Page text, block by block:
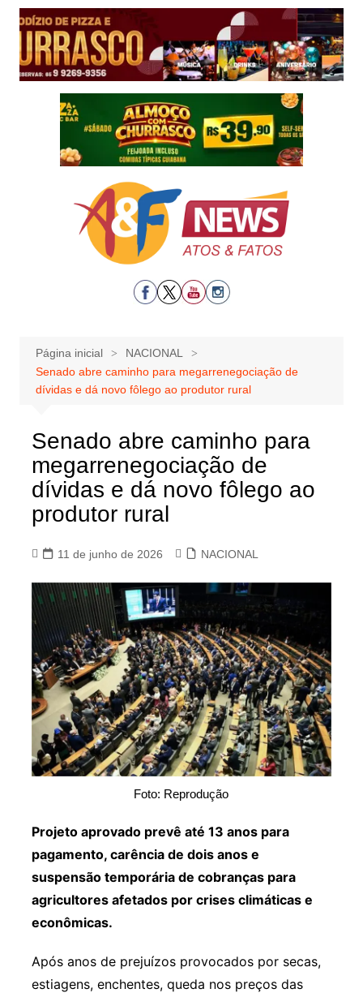
para
conteúdo
Página inicial
NACIONAL
Senado abre caminho para megarrenegociação de
dívidas e dá novo fôlego ao produtor rural
Senado abre caminho para
megarrenegociação de
dívidas e dá novo fôlego ao
produtor rural
11 de junho de 2026 NACIONAL
Foto: Reprodução
Projeto aprovado prevê até 13 anos para
pagamento, carência de dois anos e
suspensão temporária de cobranças para
agricultores afetados por crises climáticas e
econômicas.
Após anos de prejuízos provocados por secas,
estiagens, enchentes, queda nos preços das